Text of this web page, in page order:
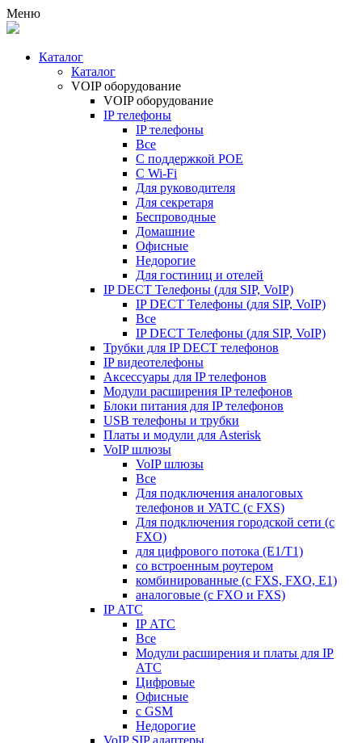
Меню
Каталог
Каталог
VOIP оборудование
VOIP оборудование
IP телефоны
IP телефоны
Все
С поддержкой POE
C Wi-Fi
Для руководителя
Для секретаря
Беспроводные
Домашние
Офисные
Недорогие
Для гостиниц и отелей
IP DECT Телефоны (для SIP, VoIP)
IP DECT Телефоны (для SIP, VoIP)
Все
IP DECT Телефоны (для SIP, VoIP)
Трубки для IP DECT телефонов
IP видеотелефоны
Аксессуары для IP телефонов
Модули расширения IP телефонов
Блоки питания для IP телефонов
USB телефоны и трубки
Платы и модули для Asterisk
VoIP шлюзы
VoIP шлюзы
Все
Для подключения аналоговых
телефонов и УАТС (с FXS)
Для подключения городской сети (с
FXO)
для цифрового потока (E1/T1)
со встроенным роутером
комбинированные (c FXS, FXO, E1)
аналоговые (с FXO и FXS)
IP АТС
IP АТС
Все
Модули расширения и платы для IP
АТС
Цифровые
Офисные
с GSM
Недорогие
VoIP SIP адаптеры